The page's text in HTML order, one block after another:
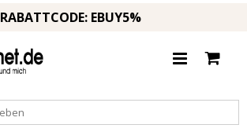
RABATTCODE: EBUY5%